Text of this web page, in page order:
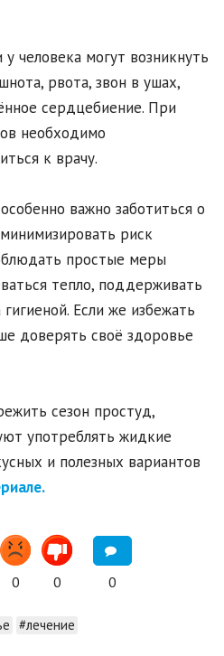
человека могут возникнуть
рвота, звон в ушах,
сердцебиение. При
необходимо
к врачу.
важно заботиться о
риск
простые меры
тепло, поддерживать
Если же избежать
доверять своё здоровье
сезон простуд,
употреблять жидкие
и полезных вариантов
0 0 0
#лечение